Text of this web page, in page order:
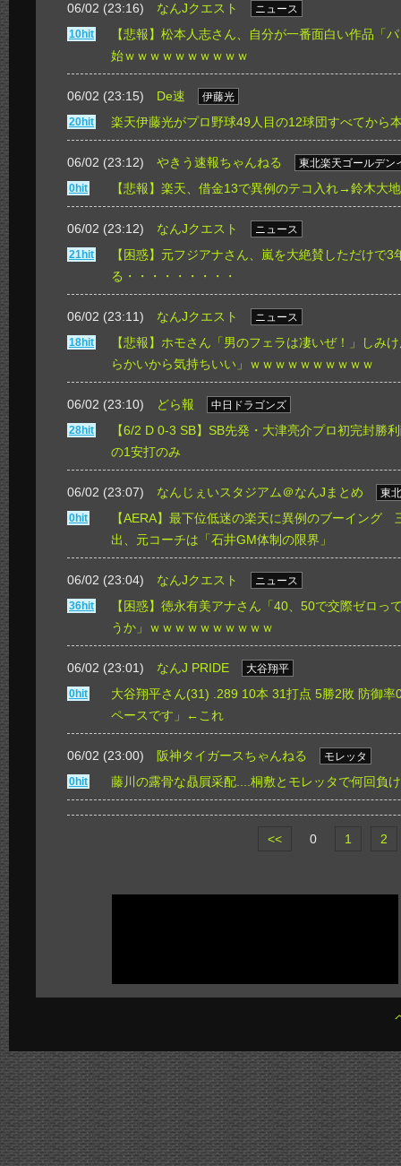
06/02 (23:16) なんJクエスト
ニュース
10hit
【悲報】松本人志さん、自分が一番面白い作品「
始ｗｗｗｗｗｗｗｗｗｗ
06/02 (23:15) De速
伊藤光
20hit
楽天伊藤光がプロ野球49人目の12球団すべてか
06/02 (23:12) やきう速報ちゃんねる
東北楽天ゴールデン
0hit
【悲報】楽天、借金13で異例のテコ入れ→鈴木大
06/02 (23:12) なんJクエスト
ニュース
21hit
【困惑】元フジアナさん、嵐を大絶賛しただけで
る・・・・・・・・・
06/02 (23:11) なんJクエスト
ニュース
18hit
【悲報】ホモさん「男のフェラは凄いぜ！」しみ
らかいから気持ちいい」ｗｗｗｗｗｗｗｗｗｗ
06/02 (23:10) どら報
中日ドラゴンズ
28hit
【6/2 D 0-3 SB】SB先発・大津亮介プロ初完封勝
の1安打のみ
06/02 (23:07) なんじぇいスタジアム＠なんJまとめ
東
0hit
【AERA】最下位低迷の楽天に異例のブーイング
出、元コーチは「石井GM体制の限界」
06/02 (23:04) なんJクエスト
ニュース
36hit
【困惑】徳永有美アナさん「40、50で交際ゼロっ
うか」ｗｗｗｗｗｗｗｗｗｗ
06/02 (23:01) なんJ PRIDE
大谷翔平
0hit
大谷翔平さん(31) .289 10本 31打点 5勝2敗 防御率
ペースです」←これ
06/02 (23:00) 阪神タイガースちゃんねる
モレッタ
0hit
藤川の露骨な贔屓采配....桐敷とモレッタで何回負
<< 0 1 2